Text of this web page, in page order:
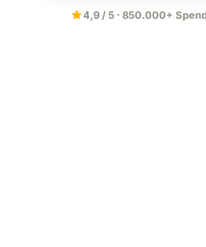
star4,9 / 5 · 850.000+